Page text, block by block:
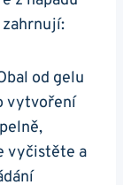
zahrnují:
od gelu
vytvoření
vyčistěte a